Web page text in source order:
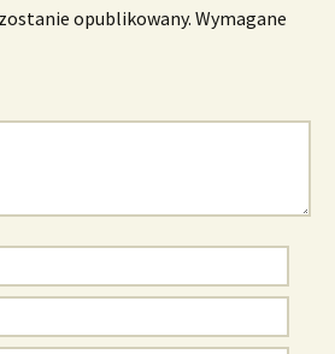
opublikowany. Wymagane